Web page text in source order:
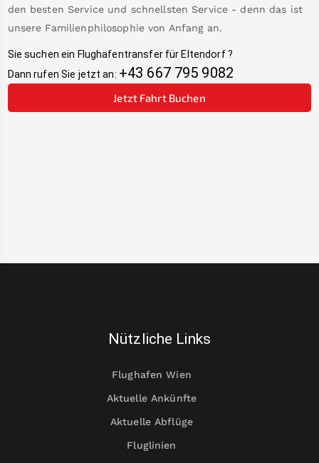
den besten Service und schnellsten Service - denn das ist
unsere Familienphilosophie von Anfang an.
Sie suchen ein Flughafentransfer für Eltendorf?
Dann rufen Sie jetzt an: +43 667 795 9082
Jetzt Fahrt Buchen
Nützliche Links
Flughafen Wien
Aktuelle Ankünfte
Aktuelle Abflüge
Fluglinien